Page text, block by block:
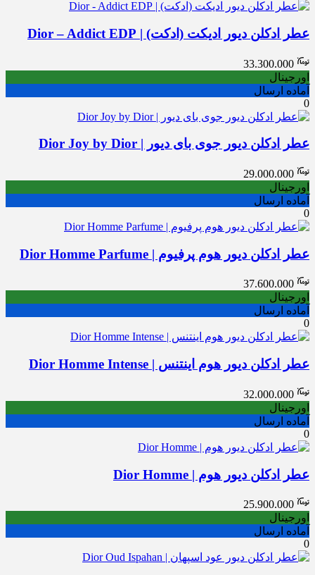
عطر ادکلن دیور ادیکت (ادکت) | Dior – Addict EDP
33.300.000
اورجینال
آماده ارسال
0
عطر ادکلن دیور جوی بای دیور | Dior Joy by Dior
29.000.000
اورجینال
آماده ارسال
0
عطر ادکلن دیور هوم پرفیوم | Dior Homme Parfume
37.600.000
اورجینال
آماده ارسال
0
عطر ادکلن دیور هوم اینتنس | Dior Homme Intense
32.000.000
اورجینال
آماده ارسال
0
عطر ادکلن دیور هوم | Dior Homme
25.900.000
اورجینال
آماده ارسال
0